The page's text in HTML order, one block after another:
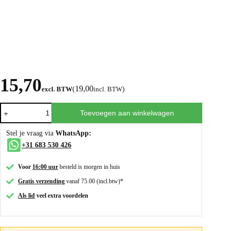
15,70excl. BTW(19,00incl. BTW)
Toevoegen aan winkelwagen
Stel je vraag via WhatsApp:
+31 683 530 426
Voor 16:00 uur besteld is morgen in huis
Gratis verzending vanaf 75.00 (incl.btw)*
Als lid veel extra voordelen